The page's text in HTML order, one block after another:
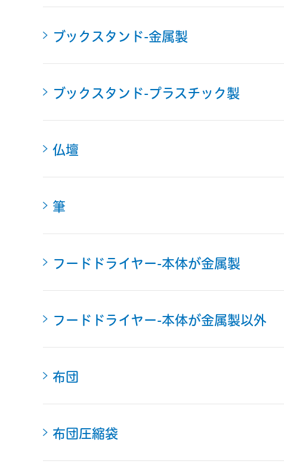
ブックスタンド-金属製
ブックスタンド-プラスチック製
仏壇
筆
フードドライヤー-本体が金属製
フードドライヤー-本体が金属製以外
布団
布団圧縮袋